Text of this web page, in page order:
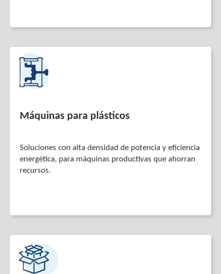
Máquinas para plásticos
Soluciones con alta densidad de potencia y eficiencia
energética, para máquinas productivas que ahorran
recursos.